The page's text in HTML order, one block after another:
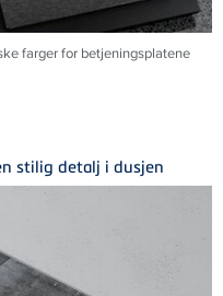
farger for betjeningsplatene
stilig detalj i dusjen